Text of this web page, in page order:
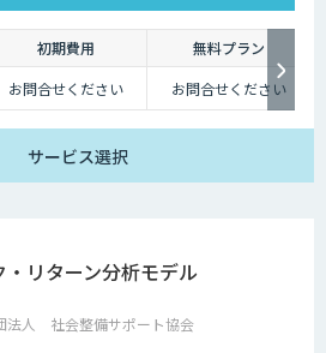
初期費用
無料プラン
お問合せください お問合せください
サービス選択
・リターン分析モデル
法人 社会整備サポート協会